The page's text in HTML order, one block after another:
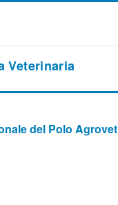
Veterinaria
del Polo Agrovet